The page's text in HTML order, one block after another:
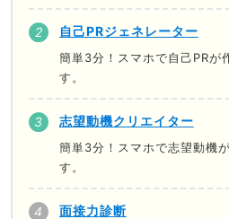
自己PRジェネレーター
簡単3分！スマホで自己PRが
す。
志望動機クリエイター
簡単3分！スマホで志望動機
す。
面接力診断